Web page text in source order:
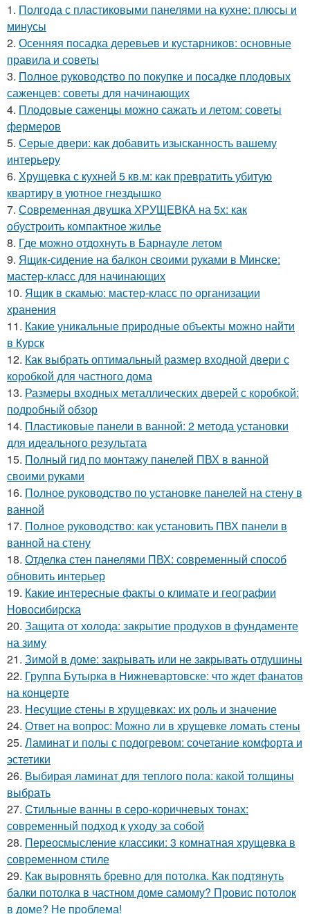
1. Полгода с пластиковыми панелями на кухне: плюсы и
минусы
2. Осенняя посадка деревьев и кустарников: основные
правила и советы
3. Полное руководство по покупке и посадке плодовых
саженцев: советы для начинающих
4. Плодовые саженцы можно сажать и летом: советы
фермеров
5. Серые двери: как добавить изысканность вашему
интерьеру
6. Хрущевка с кухней 5 кв.м: как превратить убитую
квартиру в уютное гнездышко
7. Современная двушка ХРУЩЕВКА на 5х: как
обустроить компактное жилье
8. Где можно отдохнуть в Барнауле летом
9. Ящик-сидение на балкон своими руками в Минске:
мастер-класс для начинающих
10. Ящик в скамью: мастер-класс по организации
хранения
11. Какие уникальные природные объекты можно найти
в Курск
12. Как выбрать оптимальный размер входной двери с
коробкой для частного дома
13. Размеры входных металлических дверей с коробкой:
подробный обзор
14. Пластиковые панели в ванной: 2 метода установки
для идеального результата
15. Полный гид по монтажу панелей ПВХ в ванной
своими руками
16. Полное руководство по установке панелей на стену в
ванной
17. Полное руководство: как установить ПВХ панели в
ванной на стену
18. Отделка стен панелями ПВХ: современный способ
обновить интерьер
19. Какие интересные факты о климате и географии
Новосибирска
20. Защита от холода: закрытие продухов в фундаменте
на зиму
21. Зимой в доме: закрывать или не закрывать отдушины
22. Группа Бутырка в Нижневартовске: что ждет фанатов
на концерте
23. Несущие стены в хрущевках: их роль и значение
24. Ответ на вопрос: Можно ли в хрущевке ломать стены
25. Ламинат и полы с подогревом: сочетание комфорта и
эстетики
26. Выбирая ламинат для теплого пола: какой толщины
выбрать
27. Стильные ванны в серо-коричневых тонах:
современный подход к уходу за собой
28. Переосмысление классики: 3 комнатная хрущевка в
современном стиле
29. Как выровнять бревно для потолка. Как подтянуть
балки потолка в частном доме самому? Провис потолок
в доме? Не проблема!